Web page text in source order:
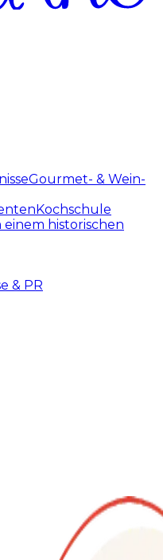
Gourmet- & Wein-
Kochschule
historischen
& PR